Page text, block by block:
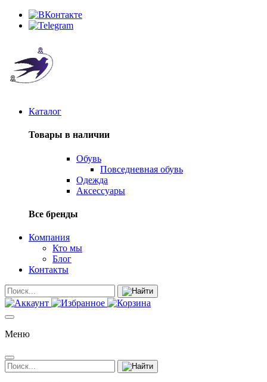
Каталог
Товары в наличии
Обувь
Повседневная обувь
Одежда
Аксессуары
Все бренды
Компания
Кто мы
Блог
Контакты
Меню